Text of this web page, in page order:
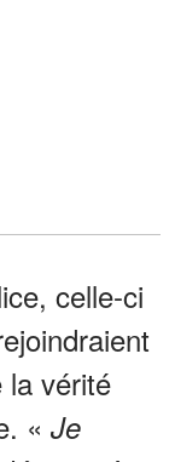
celle-ci
la vérité
« Je